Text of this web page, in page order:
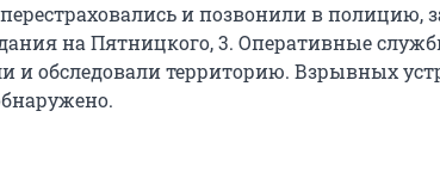
и позвонили в полицию,
на Пятницкого, 3. Оперативные
и обследовали территорию. Взрывных